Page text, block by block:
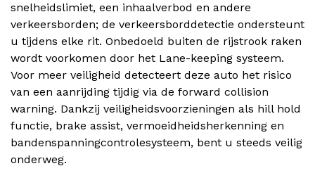
snelheidslimiet, een inhaalverbod en andere
verkeersborden; de verkeersborddetectie ondersteunt
u tijdens elke rit. Onbedoeld buiten de rijstrook raken
wordt voorkomen door het Lane-keeping systeem.
Voor meer veiligheid detecteert deze auto het risico
van een aanrijding tijdig via de forward collision
warning. Dankzij veiligheidsvoorzieningen als hill hold
functie, brake assist, vermoeidheidsherkenning en
bandenspanningcontrolesysteem, bent u steeds veilig
onderweg.